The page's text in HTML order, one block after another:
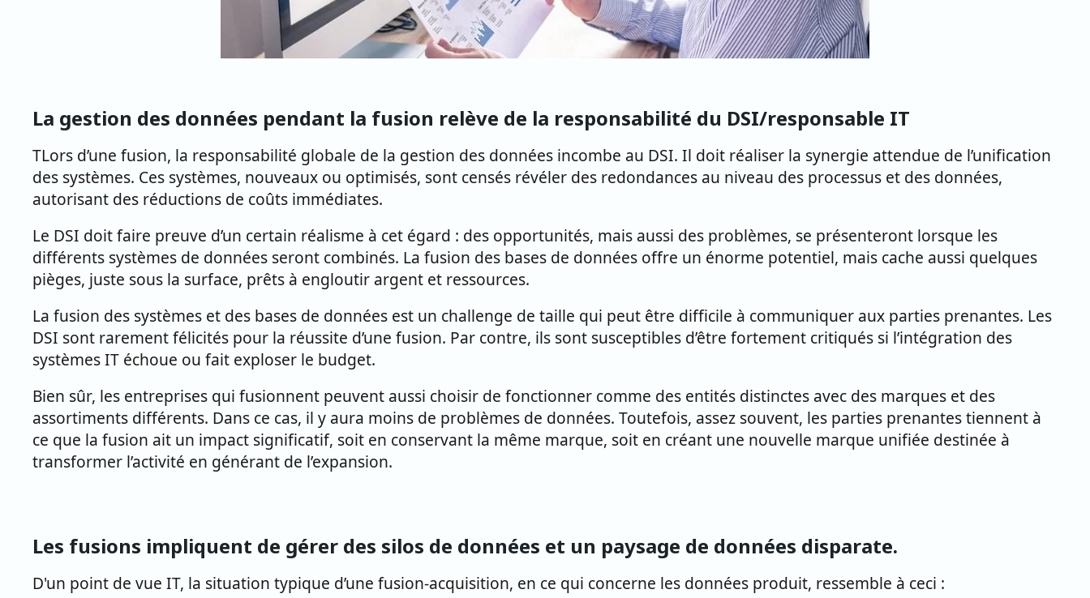
La gestion des données pendant la fusion relève de la responsabilité du DSI/responsable IT
TLors d’une fusion, la responsabilité globale de la gestion des données incombe au DSI. Il doit réaliser la synergie attendue de l’unification
des systèmes. Ces systèmes, nouveaux ou optimisés, sont censés révéler des redondances au niveau des processus et des données,
autorisant des réductions de coûts immédiates.
Le DSI doit faire preuve d’un certain réalisme à cet égard : des opportunités, mais aussi des problèmes, se présenteront lorsque les
différents systèmes de données seront combinés. La fusion des bases de données offre un énorme potentiel, mais cache aussi quelques
pièges, juste sous la surface, prêts à engloutir argent et ressources.
La fusion des systèmes et des bases de données est un challenge de taille qui peut être difficile à communiquer aux parties prenantes. Les
DSI sont rarement félicités pour la réussite d’une fusion. Par contre, ils sont susceptibles d’être fortement critiqués si l’intégration des
systèmes IT échoue ou fait exploser le budget.
Bien sûr, les entreprises qui fusionnent peuvent aussi choisir de fonctionner comme des entités distinctes avec des marques et des
assortiments différents. Dans ce cas, il y aura moins de problèmes de données. Toutefois, assez souvent, les parties prenantes tiennent à
ce que la fusion ait un impact significatif, soit en conservant la même marque, soit en créant une nouvelle marque unifiée destinée à
transformer l’activité en générant de l’expansion.
Les fusions impliquent de gérer des silos de données et un paysage de données disparate.
D'un point de vue IT, la situation typique d’une fusion-acquisition, en ce qui concerne les données produit, ressemble à ceci :